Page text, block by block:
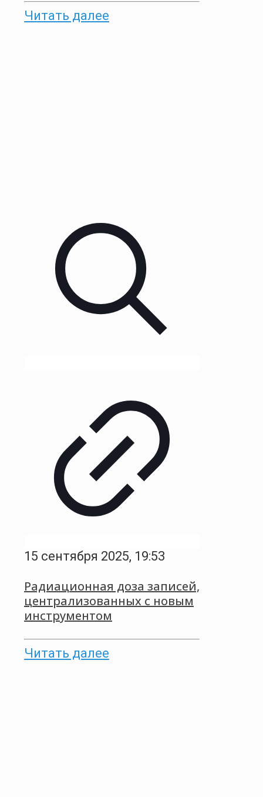
Читать далее
15 сентября 2025, 19:53
Радиационная доза записей,
централизованных с новым
инструментом
Читать далее